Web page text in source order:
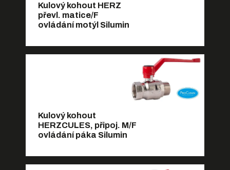
Kulový kohout HERZ
převl. matice/F
ovládání motýl Silumin
Kulový kohout
HERZCULES, připoj. M/F
ovládání páka Silumin